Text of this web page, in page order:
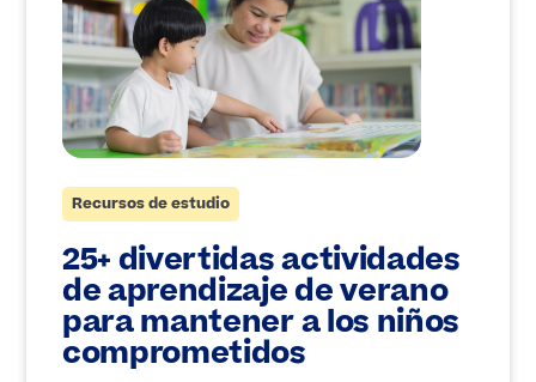
Recursos de estudio
25+ divertidas actividades
de aprendizaje de verano
para mantener a los niños
comprometidos